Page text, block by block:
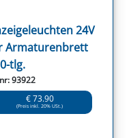
24V
Armaturenbrett
tlg.
93922
€ 73.90
(Preis inkl. 20% USt.)